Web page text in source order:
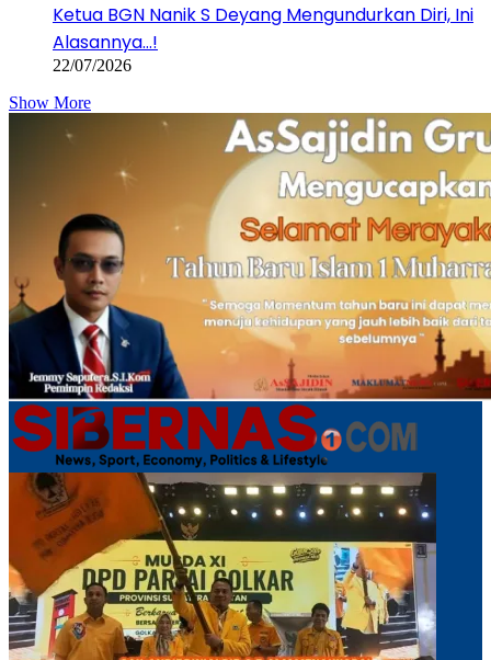
Ketua BGN Nanik S Deyang Mengundurkan Diri, Ini
Alasannya…!
22/07/2026
Show More